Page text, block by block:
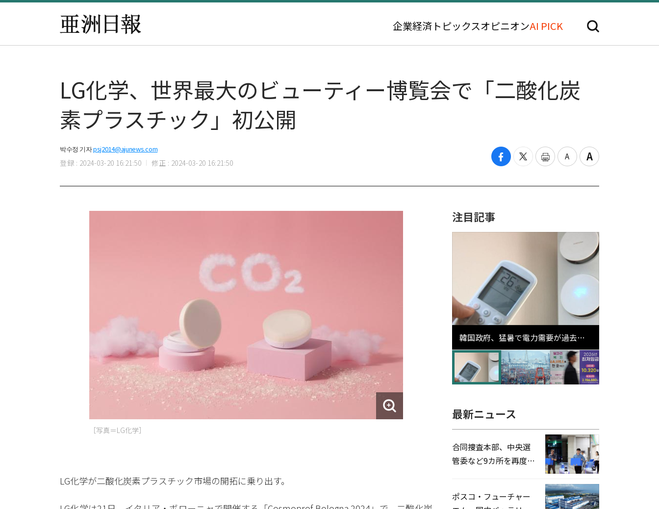
企業経済 トピックスオピニオンAI PICK
LG化学、世界最大のビューティー博覧会で「二酸化炭
素プラスチック」初公開
박수정 기자psj2014@ajunews.com
登録 : 2024-03-20 16:21:50 修正 : 2024-03-20 16:21:50
［写真＝LG化学］
LG化学が二酸化炭素プラスチック市場の開拓に乗り出す。
注目記事
韓国政府、猛暑で電力需要が過去最
高更新の可能性に需給対応体制を点
検
最新ニュース
合同捜査本部、中央選
管委など9カ所を再度家
ポスコ・フューチャー